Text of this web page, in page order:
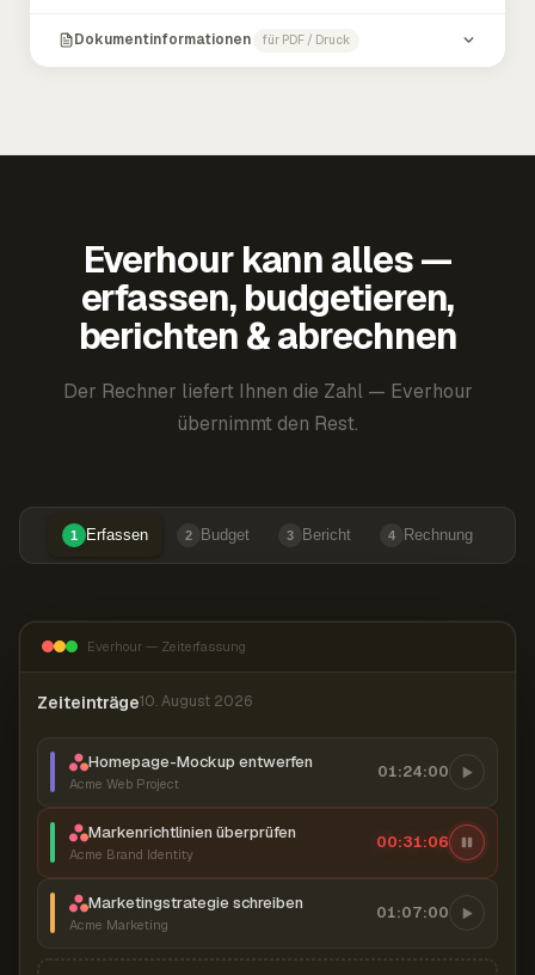
Dokumentinformationen für PDF / Druck
Everhour kann alles —
erfassen, budgetieren,
berichten & abrechnen
Der Rechner liefert Ihnen die Zahl — Everhour
übernimmt den Rest.
1 Erfassen 2 Budget 3 Bericht 4 Rechnung
Everhour — Zeiterfassung
Zeiteinträge10. August 2026
Homepage-Mockup entwerfen
Acme Web Project
01:24:00
Markenrichtlinien überprüfen
Acme Brand Identity
00:31:07
Marketingstrategie schreiben
Acme Marketing
01:07:00